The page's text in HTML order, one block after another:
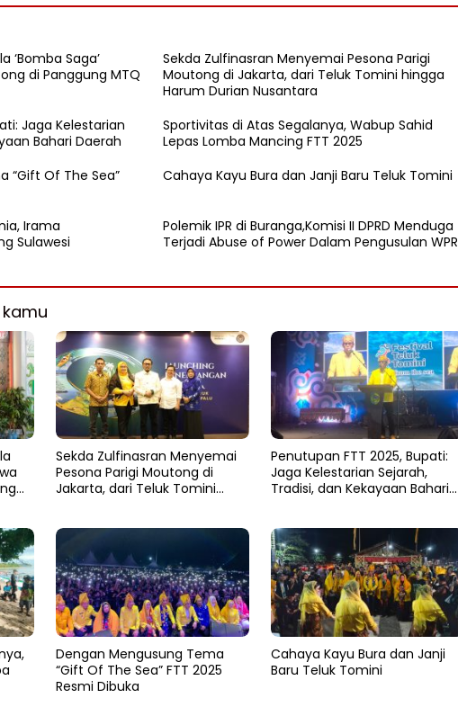
‘Bomba Saga’
di Panggung MTQ
Sekda Zulfinasran Menyemai Pesona Parigi
Moutong di Jakarta, dari Teluk Tomini hingga
Harum Durian Nusantara
Jaga Kelestarian
Bahari Daerah
Sportivitas di Atas Segalanya, Wabup Sahid
Lepas Lomba Mancing FTT 2025
“Gift Of The Sea”
Cahaya Kayu Bura dan Janji Baru Teluk Tomini
Irama
Sulawesi
Polemik IPR di Buranga,Komisi II DPRD Menduga
Terjadi Abuse of Power Dalam Pengusulan WPR
Sekda Zulfinasran Menyemai
Pesona Parigi Moutong di
Jakarta, dari Teluk Tomini
Penutupan FTT 2025, Bupati:
Jaga Kelestarian Sejarah,
Tradisi, dan Kekayaan Bahari
Dengan Mengusung Tema
“Gift Of The Sea” FTT 2025
Resmi Dibuka
Cahaya Kayu Bura dan Janji
Baru Teluk Tomini